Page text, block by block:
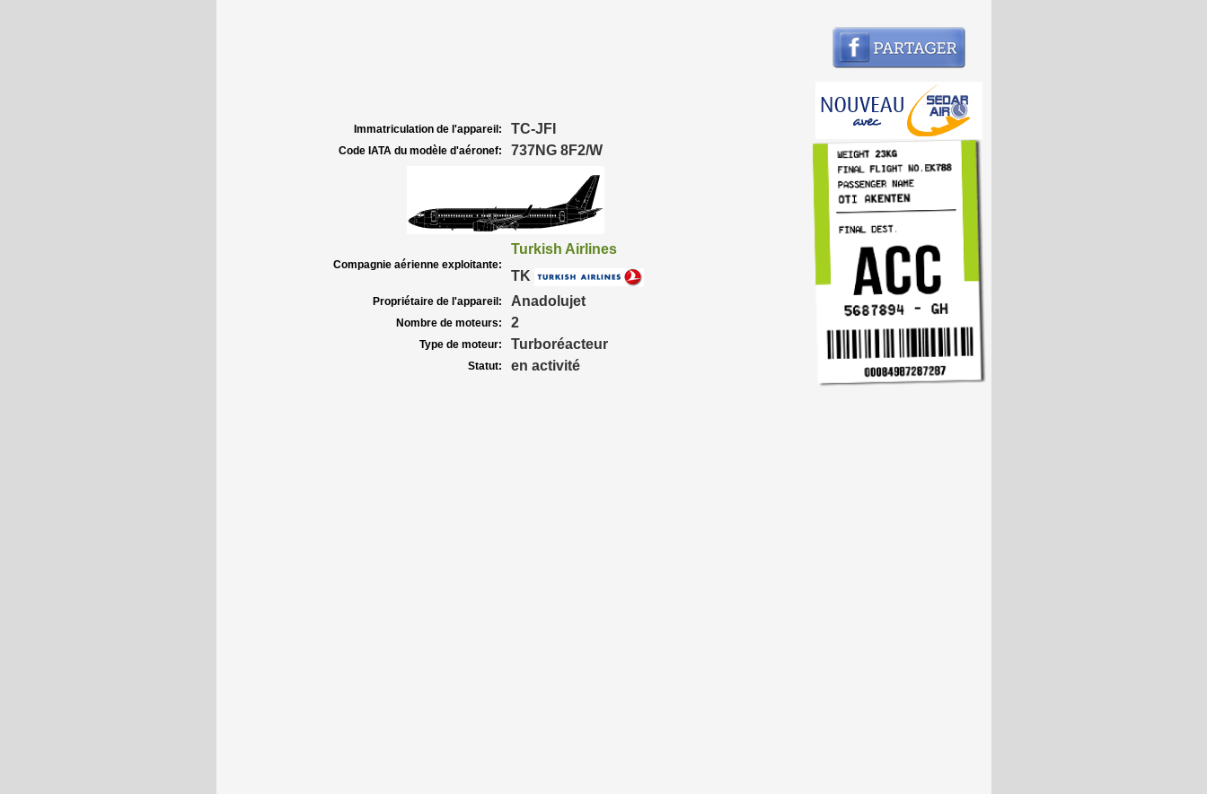
Immatriculation de l'appareil: TC-JFI
Code IATA du modèle d'aéronef: 737NG 8F2/W
Compagnie aérienne exploitante:
Turkish Airlines
TK
Propriétaire de l'appareil: Anadolujet
Nombre de moteurs: 2
Type de moteur: Turboréacteur
Statut: en activité